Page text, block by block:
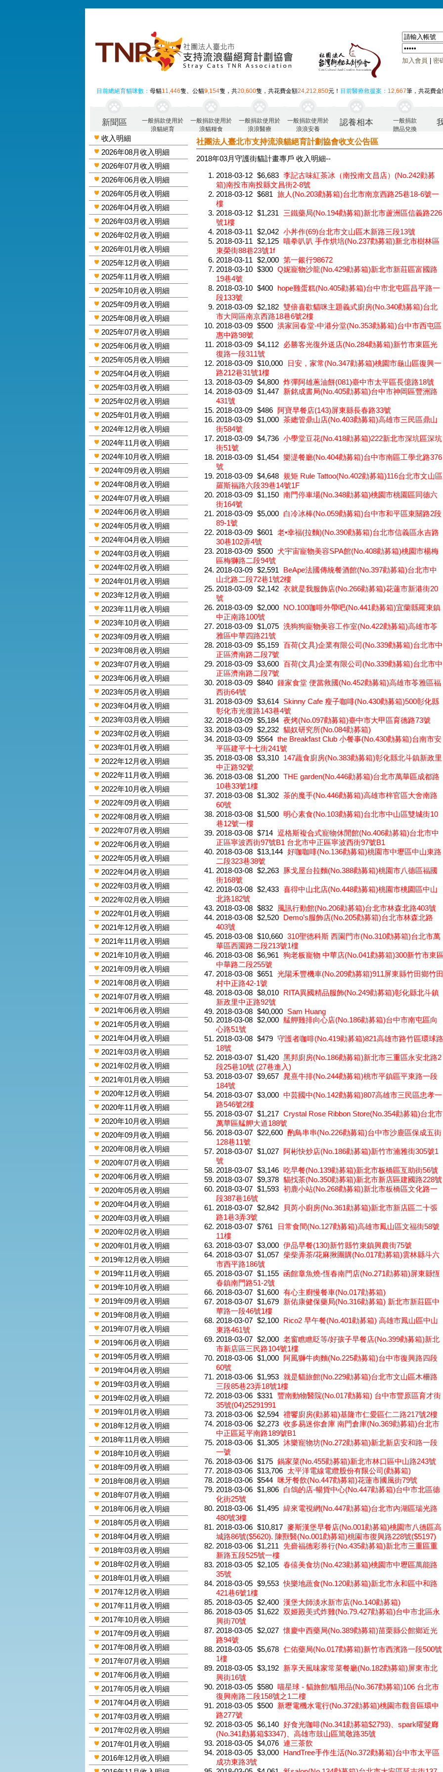
加入會員 密
目前總絕育貓咪數： 母貓11,446隻、公貓9,154隻，共20,600隻，共花費金額24,212,850元！ 目前醫療救援案： 12,667筆，共花費金
新聞區
一般捐款使用於
浪貓絕育
一般捐款使用於
浪貓糧食
一般捐款使用於
浪浪醫療
一般捐款使用於
浪浪安養
認養相本
一般捐款
贈品兌換
收入明細
2026年08月收入明細
2026年07月收入明細
2026年06月收入明細
2026年05月收入明細
2026年04月收入明細
2026年03月收入明細
2026年02月收入明細
2026年01月收入明細
2025年12月收入明細
2025年11月收入明細
2025年10月收入明細
2025年09月收入明細
2025年08月收入明細
2025年07月收入明細
2025年06月收入明細
2025年05月收入明細
2025年04月收入明細
2025年03月收入明細
2025年02月收入明細
2025年01月收入明細
2024年12月收入明細
2024年11月收入明細
2024年10月收入明細
2024年09月收入明細
2024年08月收入明細
2024年07月收入明細
2024年06月收入明細
2024年05月收入明細
2024年04月收入明細
2024年03月收入明細
2024年02月收入明細
2024年01月收入明細
2023年12月收入明細
2023年11月收入明細
2023年10月收入明細
2023年09月收入明細
2023年08月收入明細
2023年07月收入明細
2023年06月收入明細
2023年05月收入明細
2023年04月收入明細
2023年03月收入明細
2023年02月收入明細
2023年01月收入明細
2022年12月收入明細
2022年11月收入明細
2022年10月收入明細
2022年09月收入明細
2022年08月收入明細
2022年07月收入明細
2022年06月收入明細
2022年05月收入明細
2022年04月收入明細
2022年03月收入明細
2022年02月收入明細
2022年01月收入明細
2021年12月收入明細
2021年11月收入明細
2021年10月收入明細
2021年09月收入明細
2021年08月收入明細
2021年07月收入明細
2021年06月收入明細
2021年05月收入明細
2021年04月收入明細
2021年03月收入明細
2021年02月收入明細
2021年01月收入明細
2020年12月收入明細
2020年11月收入明細
2020年10月收入明細
2020年09月收入明細
2020年08月收入明細
2020年07月收入明細
2020年06月收入明細
2020年05月收入明細
2020年04月收入明細
2020年03月收入明細
2020年02月收入明細
2020年01月收入明細
2019年12月收入明細
2019年11月收入明細
2019年10月收入明細
2019年09月收入明細
2019年08月收入明細
2019年07月收入明細
2019年06月收入明細
2019年05月收入明細
2019年04月收入明細
2019年03月收入明細
2019年02月收入明細
2019年01月收入明細
2018年12月收入明細
2018年11月收入明細
2018年10月收入明細
2018年09月收入明細
2018年08月收入明細
2018年07月收入明細
2018年06月收入明細
2018年05月收入明細
2018年04月收入明細
2018年03月收入明細
2018年02月收入明細
2018年01月收入明細
2017年12月收入明細
2017年11月收入明細
2017年10月收入明細
2017年09月收入明細
2017年08月收入明細
2017年07月收入明細
2017年06月收入明細
2017年05月收入明細
2017年04月收入明細
2017年03月收入明細
2017年02月收入明細
2017年01月收入明細
2016年12月收入明細
社團法人臺北市支持流浪貓絕育計劃協會收支公告區
2018年03月 守護街貓計畫專戶 收入明細--
2018-03-12 $6,683 李記古味紅茶冰（南投南文昌店）(No.242勸募
箱)南投市南投縣文昌街2-8號
2018-03-12 $681 旅人(No.203勸募箱)台北市南京西路25巷18-6號一
樓
2018-03-12 $1,231 三鐵藥局(No.194勸募箱)新北市蘆洲區信義路226
號1樓
2018-03-11 $2,042 小丼作(69)台北市文山區木新路三段13號
2018-03-11 $2,125 喵拳叭叭 手作烘培(No.237勸募箱)新北市樹林區
東榮街88巷23號1f
2018-03-11 $2,000 第一銀行98672
2018-03-10 $300 Q妮寵物沙龍(No.429勸募箱)新北市新莊區富國路
19巷4號
2018-03-10 $400
hope雞蛋糕(No.405勸募箱)台中市北屯區昌平路一
段133號
2018-03-09 $2,182 雙倍喜歡貓咪主題義式廚房(No.340勸募箱)台北
市大同區南京西路18巷6號2樓
2018-03-09 $500 洪家回春堂-中港分堂(No.353勸募箱)台中市西屯區
惠中路98號
2018-03-09 $4,112
必勝客光復外送店(No.284勸募箱)新竹市東區光
復路一段311號
2018-03-09 $10,000
日安，家常(No.347勸募箱)桃園市龜山區復興一
路212巷31號1樓
2018-03-09 $4,800 炸彈阿雄蔥油餅(081)臺中市太平區長億路18號
2018-03-09 $1,447
新銘成書局(No.405勸募箱)台中市神岡區豐洲路
431號
2018-03-09 $486
阿寶早餐店(143)屏東縣長春路33號
2018-03-09 $1,000 茶總管鼎山店(No.403勸募箱)高雄市三民區鼎山
街584號
2018-03-09 $4,736 小學堂豆花(No.418勸募箱)222新北市深坑區深坑
街51號
2018-03-09 $1,454 樂湜餐廳(No.404勸募箱)台中市南區工學北路376
號
2018-03-09 $4,648
規矩 Rule Tattoo(No.402勸募箱)116台北市文山區
羅斯福路六段39巷14號1F
2018-03-09 $1,150 南門停車場(No.348勸募箱)桃園市桃園區同德六
街164號
2018-03-09 $5,000
白冷冰棒(No.059勸募箱)台中市和平區東關路2段
89-1號
2018-03-09 $601 老•幸福(拉麵)(No.390勸募箱)台北市信義區永吉路
30巷102弄4號
2018-03-09 $500
犬宇宙寵物美容SPA館(No.408勸募箱)桃園市楊梅
區梅獅路二段94號
2018-03-09 $2,591
BeApe法國傳統餐酒館(No.397勸募箱)台北市中
山北路二段72巷1號2樓
2018-03-09 $2,142 衣就是我服飾店(No.266勸募箱)花蓮市新港街20
號
2018-03-09 $2,000
NO.100咖啡外帶吧(No.441勸募箱)宜蘭縣羅東鎮
中正南路100號
2018-03-09 $1,075 洗狗狗寵物美容工作室(No.422勸募箱)高雄市苓
雅區中華四路21號
2018-03-09 $5,159 百荷(文具)企業有限公司(No.339勸募箱)台北市中
正區濟南路二段7號
2018-03-09 $3,600 百荷(文具)企業有限公司(No.339勸募箱)台北市中
正區濟南路二段7號
2018-03-09 $840 鍾家食堂 便當救國(No.452勸募箱)高雄市苓雅區福
西街64號
2018-03-09 $3,614
Skinny Cafe 瘦子咖啡(No.430勸募箱)500彰化縣
彰化市光復路143巷4號
2018-03-09 $5,184 夜烤(No.097勸募箱)臺中市大甲區育德路73號
2018-03-09 $2,232 貓奴研究所(No.084勸募箱)
2018-03-09 $564 the Breakfast Club 小餐事(No.430勸募箱)台南市安
平區建平十七街241號
2018-03-08 $3,310
147蔬食廚房(No.383勸募箱)彰化縣北斗鎮新政里
中正路92號
2018-03-08 $1,200 THE garden(No.446勸募箱)台北市萬華區成都路
10巷33號1樓
2018-03-08 $1,302 茶的魔手(No.446勸募箱)高雄市梓官區大舍南路
60號
2018-03-08 $1,500
明心素食(No.103勸募箱)台北市中山區雙城街10
巷12號一樓
2018-03-08 $714 逗格斯複合式寵物休閒館(No.406勸募箱)台北市中
正區寧波西街97號B1 台北市中正區寧波西街97號B1
2018-03-08 $13,144 好咖咖啡(No.136勸募箱)桃園市中壢區中山東路
二段323巷38號
2018-03-08 $2,263
豚戈屋台拉麵(No.388勸募箱)桃園市八德區福國
街168號
2018-03-08 $2,433 喜得中山北店(No.448勸募箱)桃園市桃園區中山
北路182號
2018-03-08 $832
風訊行動館(No.206勸募箱)台北市林森北路403號
2018-03-08 $2,520
Demo's服飾店(No.205勸募箱)台北市林森北路
403號
2018-03-08 $10,660 310聖德科斯 西園門市(No.310勸募箱)台北市萬
華區西園路二段213號1樓
2018-03-08 $6,961 狗老板寵物 中華店(No.041勸募箱)300新竹市東區
中華路二段255號
2018-03-08 $651 光陽禾豐機車(No.209勸募箱)911屏東縣竹田鄉竹田
村中正路42-1號
2018-03-08 $8,010
RITA異國精品服飾(No.249勸募箱)彰化縣北斗鎮
新政里中正路92號
2018-03-08 $40,000
Sam Huang
2018-03-08 $2,000 艋舺雞排向心店(No.186勸募箱)台中市南屯區向
心路51號
2018-03-08 $479 守護者咖啡(No.419勸募箱)821高雄市路竹區環球路
18號
2018-03-07 $1,420 黑邦廚房(No.186勸募箱)新北市三重區永安北路2
段25巷10號 (27巷進入)
2018-03-07 $9,657 晁熹牛排(No.244勸募箱)桃市平鎮區平東路一段
184號
2018-03-07 $3,000 中芸國中(No.142勸募箱)807高雄市三民區忠孝一
路546號2樓
2018-03-07 $1,217 Crystal Rose Ribbon Store(No.354勸募箱)台北市
萬華區艋舺大道188號
2018-03-07 $22,600 酌鳥串串(No.226勸募箱)台中市沙鹿區保成五街
128巷11號
2018-03-07 $1,027
阿彬快炒店(No.186勸募箱)新竹市湳雅街305號1
號
2018-03-07 $3,146 吃早餐(No.139勸募箱)新北市板橋區互助街56號
2018-03-07 $9,378 貓找茶(No.350勸募箱)新北市新店區建國路228號
2018-03-07 $1,593 初鹿小站(No.268勸募箱)新北市板橋區文化路一
段387巷16號
2018-03-07 $2,842
貝芮小廚房(No.361勸募箱)新北市新店區二十張
路1巷3弄3號
2018-03-07 $761
日常食間(No.127勸募箱)高雄市鳳山區文福街58號
11樓
2018-03-07 $3,000 伊品早餐(130)新竹縣竹東鎮興農街75號
2018-03-07 $1,057 柴柴弄茶/花麻揪團購(No.017勸募箱)雲林縣斗六
市西平路186號
2018-03-07 $1,155
函館章魚燒-恆春南門店(No.271勸募箱)屏東縣恆
春鎮南門路51-2號
2018-03-07 $1,600 有心主廚慢餐車(No.017勸募箱)
2018-03-07 $1,679
新佑康健保藥局(No.316勸募箱) 新北市新莊區中
華路一段46號1樓
2018-03-07 $2,100
Rico2 早午餐(No.401勸募箱) 高雄市鳳山區中山
東路461號
2018-03-07 $2,000 老窗瞧瞧眨等/好孩子早餐店(No.399勸募箱)新北
市新店區三民路104號1樓
2018-03-06 $1,000
阿風獅牛肉麵(No.225勸募箱)台中市復興路四段
60號
2018-03-06 $1,953 就是貓旅館(No.229勸募箱)台北市文山區木柵路
三段85巷23弄18號1樓
2018-03-06 $331
豐南動物醫院(No.017勸募箱) 台中市豐原區育才街
35號(04)25291991
2018-03-06 $2,594 禮饗廚房(勸募箱)基隆市仁愛區仁二路217號2樓
2018-03-06 $2,273 收多易迷你倉庫 南門倉庫(No.369勸募箱)台北市
中正區延平南路189號B1
2018-03-06 $1,305 沐樂寵物坊(No.272勸募箱)新北新店安和路一段
一號
2018-03-06 $175 鍋家菜(No.455勸募箱)新北市林口區中山路243號
2018-03-06 $13,706
太平洋電線電纜股份有限公司(勸募箱)
2018-03-06 $544 咪牙餐飲(No.447勸募箱)花蓮市國風街79號
2018-03-06 $1,806
白鴿的店-暢貨中心(No.447勸募箱)台中市北區德
化街25號
2018-03-06 $1,495 緯來電視網(No.447勸募箱)台北市內湖區瑞光路
480號3樓
2018-03-06 $10,817 麥斯漢堡早餐店(No.001勸募箱)桃園市八德區高
城路86號($5620). 陳獸醫(No.001勸募箱)桃園市復興路228號($5197)
2018-03-06 $1,211
先嗇福德彩券行(No.435勸募箱)新北市三重區重
新路五段525號一樓
2018-03-05 $2,105 春僖美食坊(No.423勸募箱)桃園市中壢區萬能路
35號
2018-03-05 $9,553 快樂地蔬食(No.120勸募箱)新北市永和區中和路
421巷6號1樓
2018-03-05 $2,400 漢堡大師淡水新市店(No.140勸募箱)
2018-03-05 $1,622 双姬殿美式炸雞(No.79.427勸募箱)台中市北區永
興街70號
2018-03-05 $2,027 懷慶中西藥局(No.389勸募箱)苗栗縣公館鄉近光
路94號
2018-03-05 $5,678 仁佑藥局(No.017勸募箱)新竹市西濱路一段500號
1樓
2018-03-05 $3,192
新享天風味家常菜餐廳(No.182勸募箱)屏東市北
興街16號
2018-03-05 $580 喵星球 - 貓旅館/貓用品(No.367勸募箱)106 台北市
復興南路二段158號之1二樓
2018-03-05 $500
新壢電機水電行(No.372勸募箱)桃園市觀音區環中
路277號
2018-03-05 $6,140 好食光咖啡(No.341勸募箱$2793)、spark曜髮廊
(No.341勸募箱$3347)、高雄市鼓山區篤敬路35號
2018-03-05 $4,076 連三茶飲
2018-03-05 $3,000
HandTree手作生活(No.372勸募箱)台中市太平區
成功東路3號